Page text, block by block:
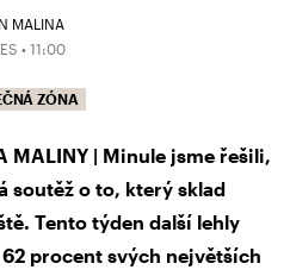
MALINA
• 11:00
ZÓNA
MALINY | Minule jsme řešili,
soutěž o to, který sklad
Tento týden další lehly
procent svých největších